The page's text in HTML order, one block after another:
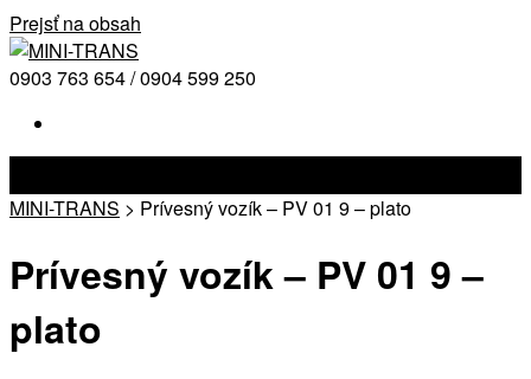
Prejsť na obsah
0903 763 654 / 0904 599 250
MINI-TRANS > Prívesný vozík – PV 01 9 – plato
Prívesný vozík – PV 01 9 –
plato